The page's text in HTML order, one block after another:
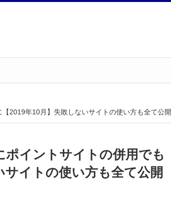
2019年10月】失敗しないサイトの使い方も全て公開
イントサイトの併用でも
サイトの使い方も全て公開